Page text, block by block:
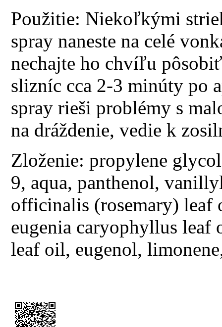
Použitie: Niekoľkými
spray naneste na celé
nechajte ho chvíľu
slizníc cca 2-3 minúty po
spray rieši problémy s
na dráždenie, vedie k
Zloženie: propylene
9, aqua, panthenol,
officinalis (rosemary) leaf
eugenia caryophyllus leaf
leaf oil, eugenol,